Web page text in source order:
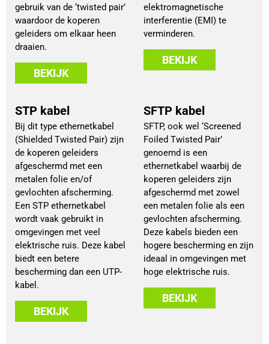
gebruik van de ‘twisted pair’
waardoor de koperen
geleiders om elkaar heen
draaien.
BEKIJK
elektromagnetische
interferentie (EMI) te
verminderen.
BEKIJK
STP kabel
Bij dit type ethernetkabel
(Shielded Twisted Pair) zijn
de koperen geleiders
afgeschermd met een
metalen folie en/of
gevlochten afscherming.
Een STP ethernetkabel
wordt vaak gebruikt in
omgevingen met veel
elektrische ruis. Deze kabel
biedt een betere
bescherming dan een UTP-
kabel.
BEKIJK
SFTP kabel
SFTP, ook wel ‘Screened
Foiled Twisted Pair’
genoemd is een
ethernetkabel waarbij de
koperen geleiders zijn
afgeschermd met zowel
een metalen folie als een
gevlochten afscherming.
Deze kabels bieden een
hogere bescherming en zijn
ideaal in omgevingen met
hoge elektrische ruis.
BEKIJK